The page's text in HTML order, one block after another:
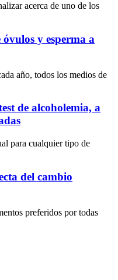
acerca de uno de los
y esperma a
año, todos los medios de
de alcoholemia, a
para cualquier tipo de
del cambio
preferidos por todas